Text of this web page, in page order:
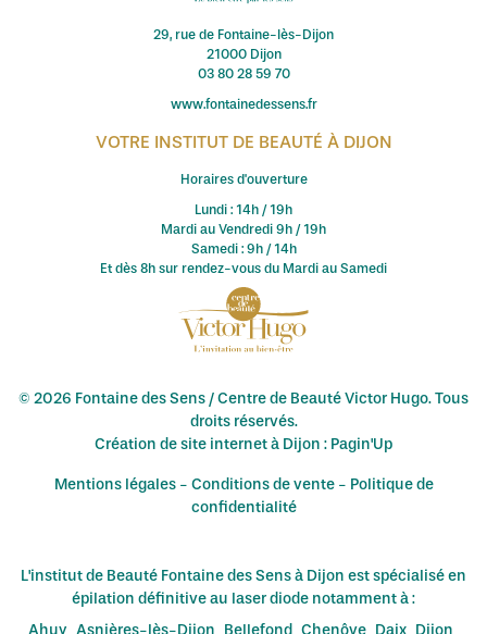
29, rue de Fontaine-lès-Dijon
21000 Dijon
03 80 28 59 70
www.fontainedessens.fr
VOTRE INSTITUT DE BEAUTÉ À DIJON
Horaires d'ouverture
Lundi : 14h / 19h
Mardi au Vendredi 9h / 19h
Samedi : 9h / 14h
Et dès 8h sur rendez-vous du Mardi au Samedi
© 2026 Fontaine des Sens / Centre de Beauté Victor Hugo. Tous
droits réservés.
Création de site internet à Dijon : Pagin'Up
Mentions légales- Conditions de vente- Politique de
confidentialité
L'institut de Beauté Fontaine des Sens à Dijon est spécialisé en
épilation définitive au laser diode notamment à :